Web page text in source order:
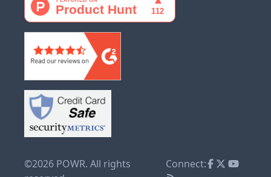
©2026 POWR. All rights
Connect: